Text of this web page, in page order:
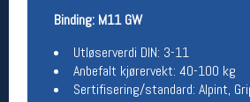
Binding: M11 GW
Utløserverdi DIN: 3-11
Anbefalt kjørervekt: 40-100 kg
Sertifisering/standard: Alpint,